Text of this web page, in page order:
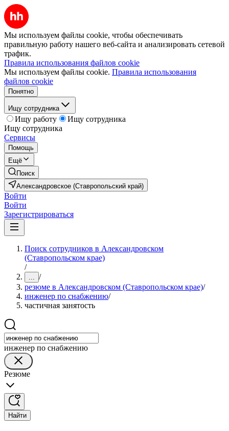
Мы используем файлы cookie, чтобы обеспечивать
правильную работу нашего веб-сайта и анализировать сетевой
трафик.
Правила использования файлов cookie
Мы используем файлы cookie. Правила использования
файлов cookie
Понятно
Ищу сотрудника
Ищу работу
Ищу сотрудника
Ищу сотрудника
Сервисы
Помощь
Ещё
Поиск
Александровское (Ставропольский край)
Войти
Войти
Зарегистрироваться
Поиск сотрудников в Александровском
(Ставропольском крае)
/
... /
резюме в Александровском (Ставропольском крае)/
инженер по снабжению/
частичная занятость
инженер по снабжению
Резюме
Найти